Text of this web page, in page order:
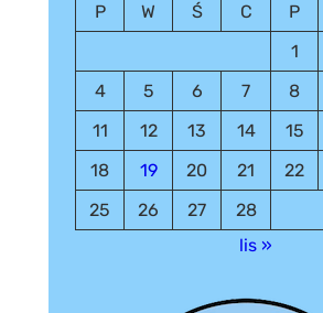
P
W Ś C P
1
4
5 6 7 8
11
12 13 14 15
18
19 20 21 22
25
26 27
28
lis »